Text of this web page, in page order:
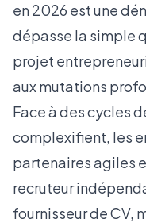
en 2026 est une
dépasse la simple
projet
aux mutations
Face à des cycles
complexifient, les
partenaires agiles
recruteur
fournisseur de CV,